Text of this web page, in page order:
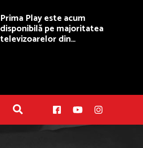
Prima Play este acum
disponibilă pe majoritatea
televizoarelor din